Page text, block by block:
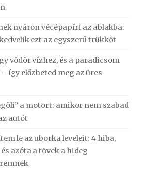
nyáron vécépapírt az ablakba:
ezt az egyszerű trükköt
vödör vízhez, és a paradicsom
így előzheted meg az üres
a motort: amikor nem szabad
autót
le az uborka leveleit: 4 hiba,
azóta a tövek a hideg